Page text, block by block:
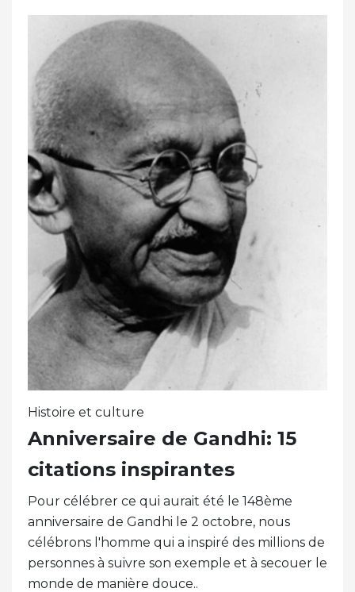
Histoire et culture
Anniversaire de Gandhi: 15
citations inspirantes
Pour célébrer ce qui aurait été le 148ème
anniversaire de Gandhi le 2 octobre, nous
célébrons l'homme qui a inspiré des millions de
personnes à suivre son exemple et à secouer le
monde de manière douce..